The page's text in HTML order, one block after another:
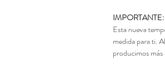
IMPORTANTE:
Esta nueva
medida para ti.
producimos